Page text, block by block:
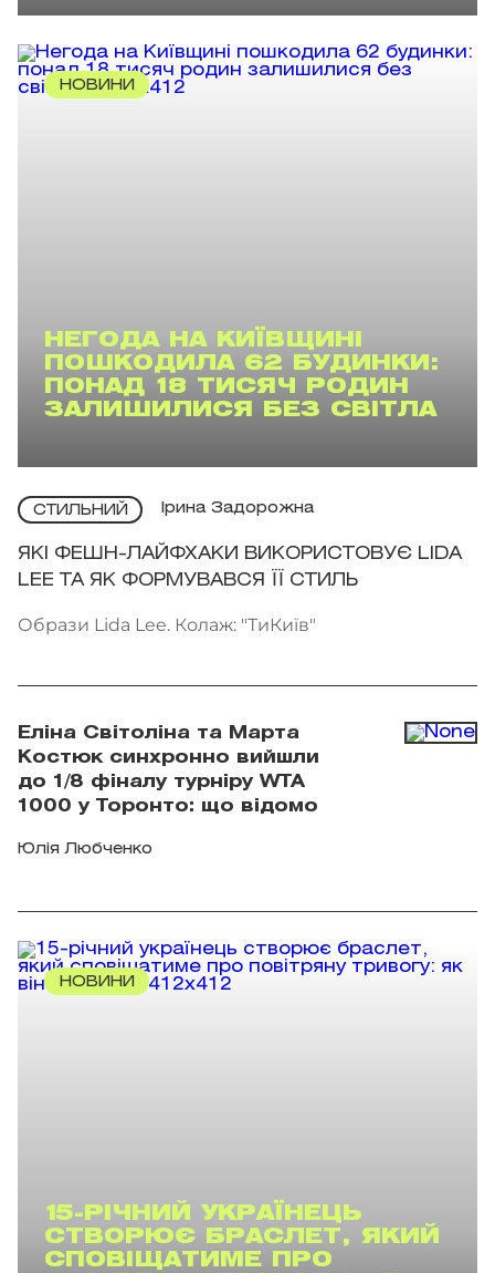
НОВИНИ
НЕГОДА НА КИЇВЩИНІ
ПОШКОДИЛА 62 БУДИНКИ:
ПОНАД 18 ТИСЯЧ РОДИН
ЗАЛИШИЛИСЯ БЕЗ СВІТЛА
СТИЛЬНИЙ Ірина Задорожна
ЯКІ ФЕШН-ЛАЙФХАКИ ВИКОРИСТОВУЄ LIDA
LEE ТА ЯК ФОРМУВАВСЯ ЇЇ СТИЛЬ
Образи Lida Lee. Колаж: "ТиКиїв"
Еліна Світоліна та Марта
Костюк синхронно вийшли
до 1/8 фіналу турніру WTA
1000 у Торонто: що відомо
Юлія Любченко
НОВИНИ
15-РІЧНИЙ УКРАЇНЕЦЬ
СТВОРЮЄ БРАСЛЕТ, ЯКИЙ
СПОВІЩАТИМЕ ПРО